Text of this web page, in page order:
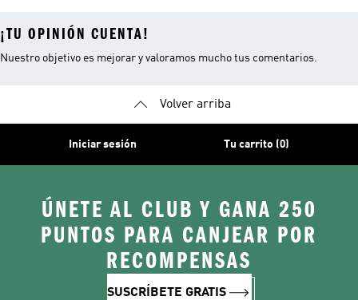
¡TU OPINIÓN CUENTA!
Nuestro objetivo es mejorar y valoramos mucho tus comentarios.
Volver arriba
Iniciar sesión Tu carrito (0)
ÚNETE AL CLUB Y GANA 250
PUNTOS PARA CANJEAR POR
RECOMPENSAS
SUSCRÍBETE GRATIS